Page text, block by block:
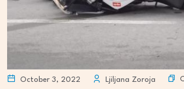
October 3, 2022 Ljiljana Zoroja